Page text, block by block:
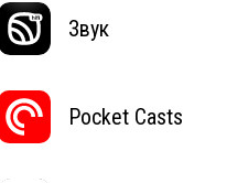
Звук
Pocket Casts